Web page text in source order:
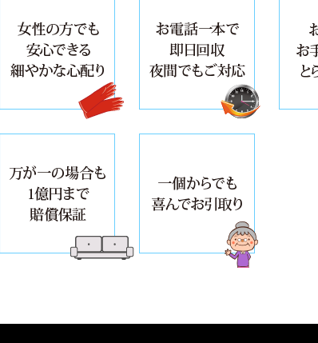
お見積は無料で良心的な料金設定女性の方でも安心できる細やかな心
お電話
万が一の場合も5000万円まで賠償保